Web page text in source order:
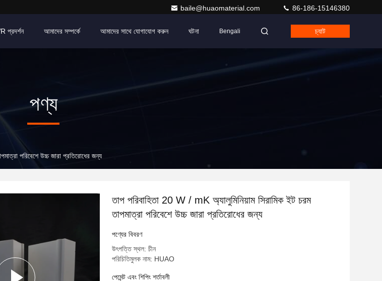
baile@huaomaterial.com 86-186-15146380
প্রদর্শন আমাদের সম্পর্কে আমাদের সাথে যোগাযোগ করুন ঘটনা Bengali চ্যাট
পণ্য
পরিবেশে উচ্চ জারা প্রতিরোধের জন্য
তাপ পরিবাহিতা 20 W / mK অ্যালুমিনিয়াম সিরামিক ইট চরম
তাপমাত্রা পরিবেশে উচ্চ জারা প্রতিরোধের জন্য
পণ্যের বিবরণ
উৎপত্তি স্থল: চীন
পরিচিতিমুলক নাম: HUAO
পেমেন্ট এবং শিপিং শর্তাবলী